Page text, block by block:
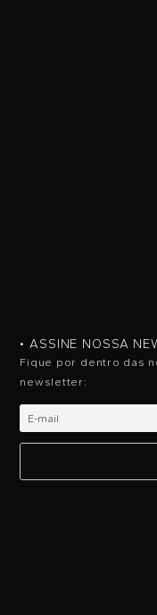
• ASSINE NOSSA
Fique por dentro das
newsletter: